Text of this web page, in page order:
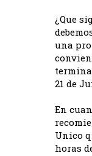
¿Que
una
21 de
En
Unico
horas